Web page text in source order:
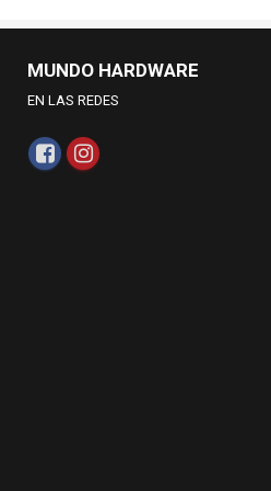
MUNDO HARDWARE
EN LAS REDES